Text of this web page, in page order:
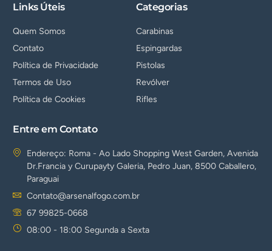
Links Úteis
Quem Somos
Contato
Política de Privacidade
Termos de Uso
Política de Cookies
Categorias
Carabinas
Espingardas
Pistolas
Revólver
Rifles
Entre em Contato
Endereço: Roma - Ao Lado Shopping West Garden, Avenida
Dr.Francia y Curupayty Galeria, Pedro Juan, 8500 Caballero,
Paraguai
Contato@arsenalfogo.com.br
67 99825-0668
08:00 - 18:00 Segunda a Sexta